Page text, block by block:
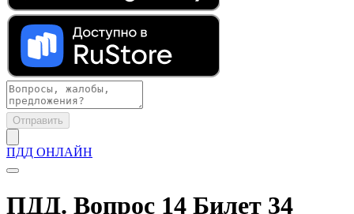
Отправить
ПДД ОНЛАЙН
ПДД. Вопрос 14 Билет 34